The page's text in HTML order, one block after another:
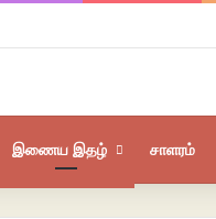
இணைய இதழ் சாளரம்